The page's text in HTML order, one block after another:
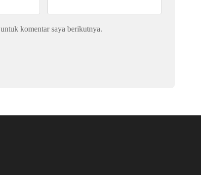
komentar saya berikutnya.